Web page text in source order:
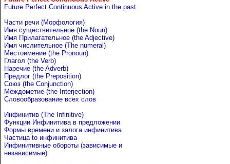
Future Perfect Continuous Active in the past
Части речи (Морфология)
Имя существительное (the Noun)
Имя Прилагательное (the Adjective)
Имя числительное (The numeral)
Местоимение (the Pronoun)
Глагол (the Verb)
Наречие (the Adverb)
Предлог (the Preposition)
Союз (the Conjunction)
Междометие (the Interjection)
Словообразование всех слов
Инфинитив (The Infinitive)
Функции Инфинитива в предложении
Формы времени и залога инфинитива
Частица to инфинитива
Инфинитивные обороты (зависимые и
независимые)